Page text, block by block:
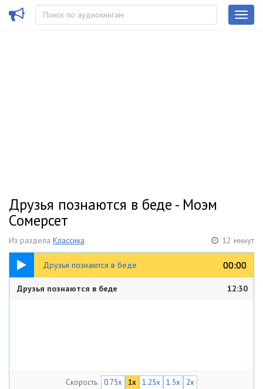
Друзья познаются в беде - Моэм
Сомерсет
Из раздела Классика 12 минут
Друзья познаются в беде 00:00
00:00
12:30
Друзья познаются в беде 12:30
Скорость 0.75x 1x 1.25x 1.5x 2x